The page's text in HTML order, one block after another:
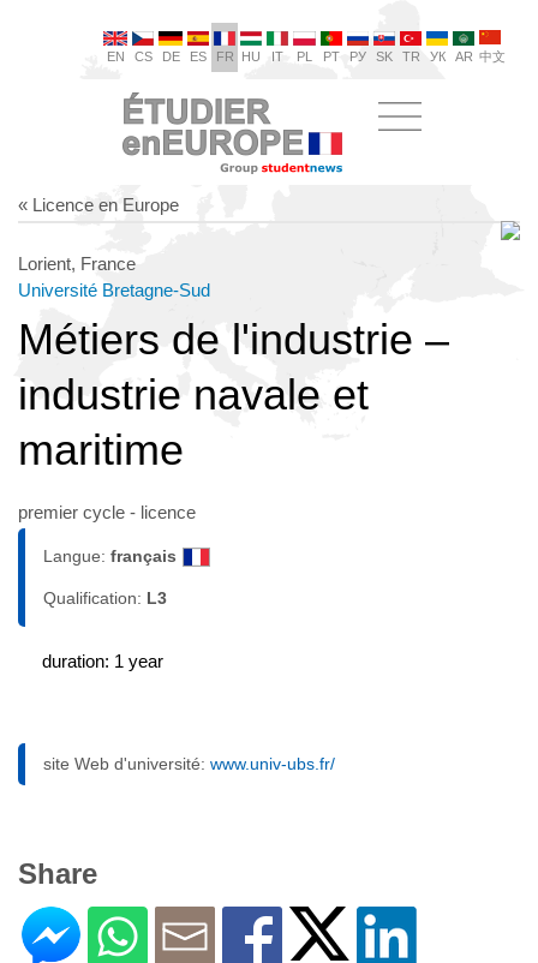
EN CS DE ES FR HU IT PL PT РУ SK TR УК AR 中文
« Licence en Europe
Lorient, France
Université Bretagne-Sud
Métiers de l'industrie –
industrie navale et
maritime
premier cycle - licence
Langue: français
Qualification: L3
duration: 1 year
site Web d'université: www.univ-ubs.fr/
Share